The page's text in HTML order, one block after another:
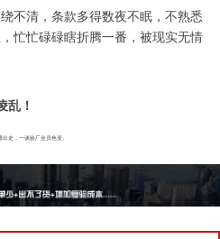
不清，条款多得数夜不眠，不熟悉
忙忙碌碌瞎折腾一番，被现实无情
乱！
走，一谈验厂全员色变。